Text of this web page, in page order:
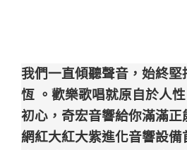
我們一直傾聽聲音，始終
恆 。歡樂歌唱就原自於人
初心，奇宏音響給你滿滿
網紅大紅大紫進化音響設